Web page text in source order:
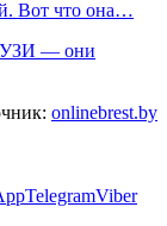
Вот что она…
УЗИ — они
onlinebrest.by
TelegramViber